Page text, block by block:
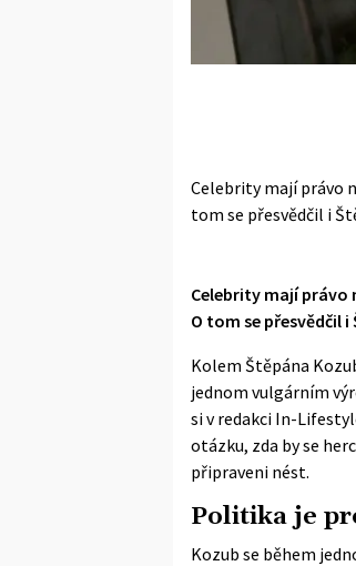
Celebrity mají právo
tom se přesvědčil i
Celebrity mají právo
O tom se přesvědčil
Kolem Štěpána
jednom vulgárním
si v redakci In-
otázku, zda by se
připraveni nést.
Politika je
Kozub se během